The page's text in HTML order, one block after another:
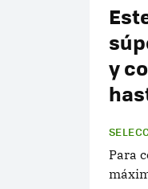
y
Para